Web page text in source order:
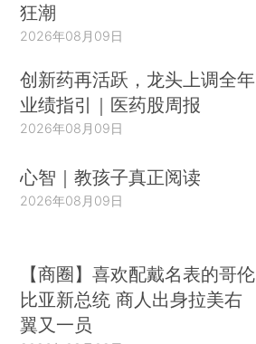
狂潮
2026年08月09日
创新药再活跃，龙头上调全年
业绩指引｜医药股周报
2026年08月09日
心智｜教孩子真正阅读
2026年08月09日
【商圈】喜欢配戴名表的哥伦
比亚新总统 商人出身拉美右
翼又一员